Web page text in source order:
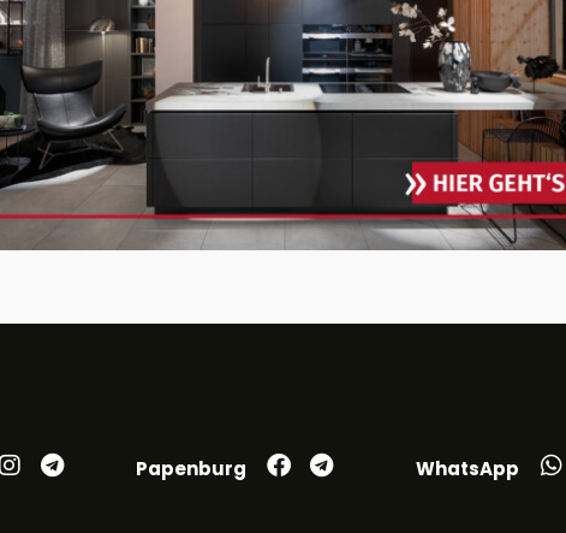
Papenburg WhatsApp